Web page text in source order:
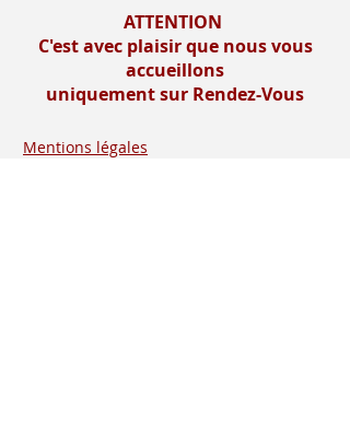
ATTENTION
C'est avec plaisir que nous vous
accueillons
uniquement sur Rendez-Vous
Mentions légales